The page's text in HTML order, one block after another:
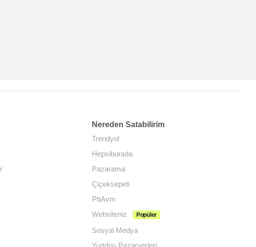
Nereden Satabilirim
Trendyol
Hepsiburada
Pazarama
Çiçeksepeti
PttAvm
Websiteniz
Popüler
Sosyal Medya
Yurtdışı Pazaryerleri